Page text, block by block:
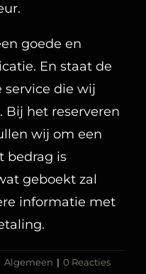
goede en
En staat de
die wij
Bij het reserveren
wij om een
bedrag is
geboekt zal
informatie met
Algemeen | 0 Reacties